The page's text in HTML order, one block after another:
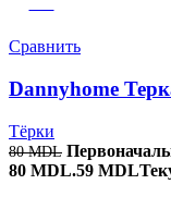
Сравнить
Dannyhome
Тёрки
80MDL
80 MDL.59 MDL